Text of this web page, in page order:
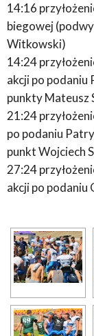
14:16
biegowej
Witkowski)
14:24
akcji po podaniu
punkty Mateusz
21:24
po podaniu
punkt Wojciech
27:24
akcji po podaniu